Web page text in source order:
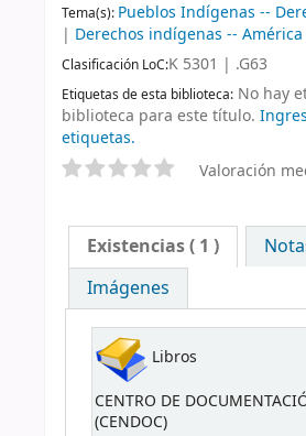
Tema(s): Pueblos Indígenas --
| Derechos indígenas --
Clasificación LoC:K 5301 | .G63
Etiquetas de esta biblioteca: No hay
biblioteca para este título.
etiquetas.
Valoración
Existencias( 1 )
Imágenes
Libros
CENTRO DE
(CENDOC)